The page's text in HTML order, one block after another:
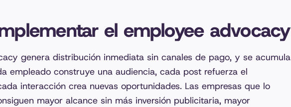
el employee advocacy
genera distribución inmediata sin canales de pago, y se acumula
empleado construye una audiencia, cada post refuerza el
interacción crea nuevas oportunidades. Las empresas que lo
mayor alcance sin más inversión publicitaria, mayor